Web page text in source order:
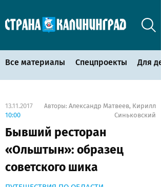
Все материалы Спецпроекты Для
13.11.2017
10:00
Авторы: Александр Матвеев, Кирилл
Синьковский
Бывший ресторан
«Ольштын»: образец
советского шика